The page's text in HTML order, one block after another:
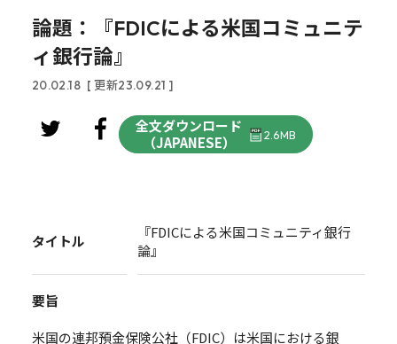
論題：『FDICによる米国コミュニテ
ィ銀行論』
20.02.18 [ 更新23.09.21 ]
全文ダウンロード
（JAPANESE）
2.6MB
タイトル
『FDICによる米国コミュニティ銀行
論』
要旨
米国の連邦預金保険公社（FDIC）は米国における銀